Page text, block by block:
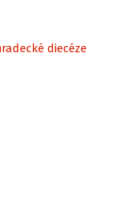
diecéze